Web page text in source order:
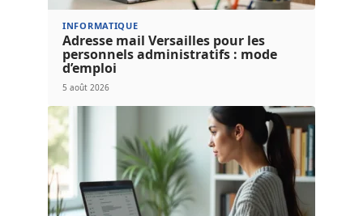
INFORMATIQUE
Adresse mail Versailles pour les
personnels administratifs : mode
d’emploi
5 août 2026